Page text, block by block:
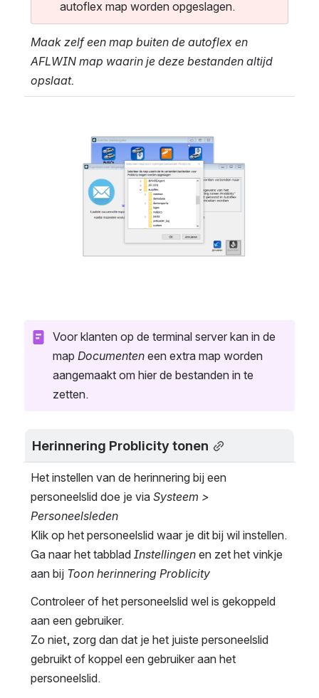
autoflex map worden opgeslagen.
Maak zelf een map buiten de autoflex en
AFLWIN map waarin je deze bestanden altijd
opslaat.
Voor klanten op de terminal server kan in de
map Documenten een extra map worden
aangemaakt om hier de bestanden in te
zetten.
Herinnering Problicity tonen
Het instellen van de herinnering bij een
personeelslid doe je via Systeem >
Personeelsleden
Klik op het personeelslid waar je dit bij wil instellen.
Ga naar het tabblad Instellingen en zet het vinkje
aan bij Toon herinnering Problicity
Controleer of het personeelslid wel is gekoppeld
aan een gebruiker.
Zo niet, zorg dan dat je het juiste personeelslid
gebruikt of koppel een gebruiker aan het
personeelslid.